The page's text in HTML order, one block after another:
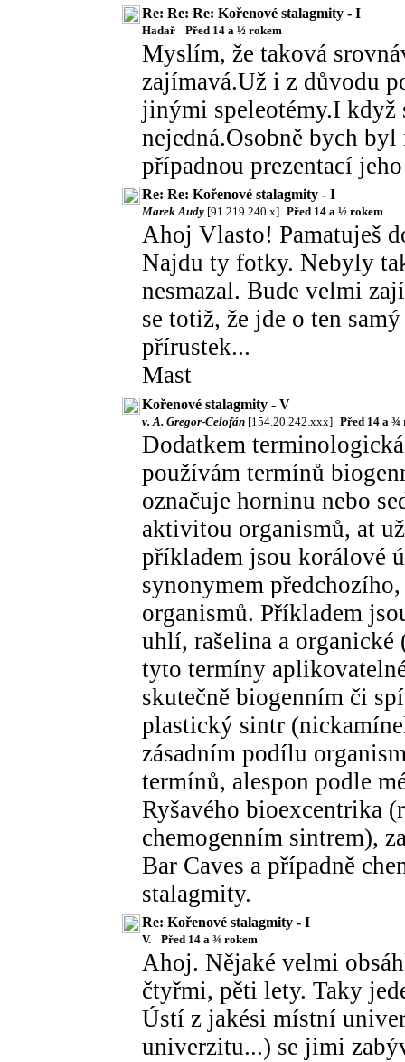
Re: Re: Re: Kořenové stalagmity - I
Hadař Před 14 a ½ rokem
Myslím, že taková
zajímavá.Už i z důvodu
jinými speleotémy.I
nejedná.Osobně bych
případnou prezentací
Re: Re: Kořenové stalagmity - I
Marek Audy [91.219.240.x] Před 14 a ½ rokem
Ahoj Vlasto! Pamatuješ
Najdu ty fotky. Nebyly
nesmazal. Bude velmi
se totiž, že jde o ten
přírustek...
Mast
Kořenové stalagmity - V
v. A. Gregor-Celofán [154.20.242.xxx] Před 14 a ¾
Dodatkem
používám termínů
označuje horninu nebo
aktivitou organismů, at
příkladem jsou korálové
synonymem
organismů. Příkladem
uhlí, rašelina a
tyto termíny
skutečně biogenním či
plastický sintr
zásadním podílu
termínů, alespon podle
Ryšavého bioexcentrika
chemogenním sintrem),
Bar Caves a případně
stalagmity.
Re: Kořenové stalagmity - I
V. Před 14 a ¾ rokem
Ahoj. Nějaké velmi
čtyřmi, pěti lety. Taky
Ústí z jakési místní
univerzitu...) se jimi